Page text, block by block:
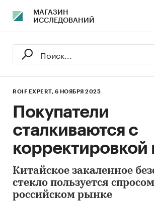
МАГАЗИН
ИССЛЕДОВАНИЙ
ROIF EXPERT, 6 НОЯБРЯ 2025
Покупатели
сталкиваются с
корректировкой
Китайское закаленное
стекло пользуется
российском рынке